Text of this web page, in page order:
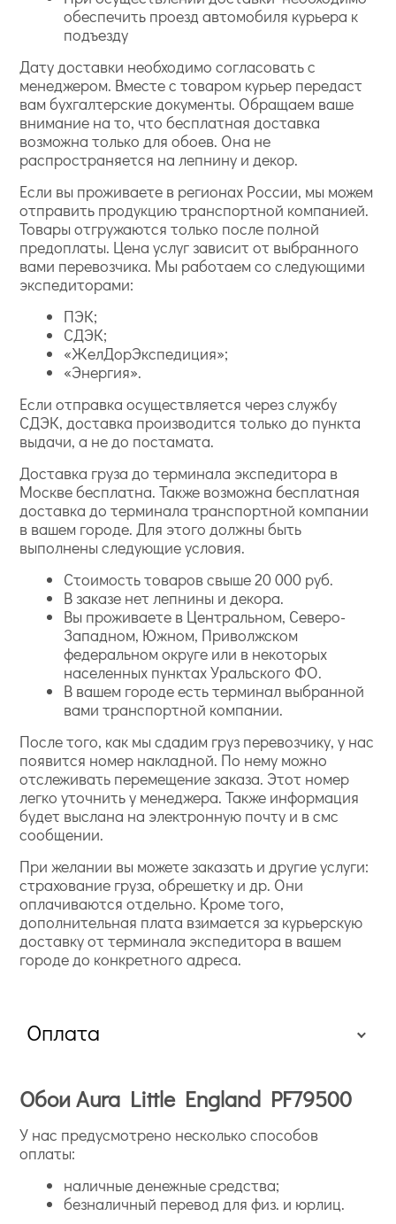
обеспечить проезд автомобиля курьера к
подъезду
Дату доставки необходимо согласовать с
менеджером. Вместе с товаром курьер передаст
вам бухгалтерские документы. Обращаем ваше
внимание на то, что бесплатная доставка
возможна только для обоев. Она не
распространяется на лепнину и декор.
Если вы проживаете в регионах России, мы можем
отправить продукцию транспортной компанией.
Товары отгружаются только после полной
предоплаты. Цена услуг зависит от выбранного
вами перевозчика. Мы работаем со следующими
экспедиторами:
ПЭК;
СДЭК;
«ЖелДорЭкспедиция»;
«Энергия».
Если отправка осуществляется через службу
СДЭК, доставка производится только до пункта
выдачи, а не до постамата.
Доставка груза до терминала экспедитора в
Москве бесплатна. Также возможна бесплатная
доставка до терминала транспортной компании
в вашем городе. Для этого должны быть
выполнены следующие условия.
Стоимость товаров свыше 20 000 руб.
В заказе нет лепнины и декора.
Вы проживаете в Центральном, Северо-
Западном, Южном, Приволжском
федеральном округе или в некоторых
населенных пунктах Уральского ФО.
В вашем городе есть терминал выбранной
вами транспортной компании.
После того, как мы сдадим груз перевозчику, у нас
появится номер накладной. По нему можно
отслеживать перемещение заказа. Этот номер
легко уточнить у менеджера. Также информация
будет выслана на электронную почту и в смс
сообщении.
При желании вы можете заказать и другие услуги:
страхование груза, обрешетку и др. Они
оплачиваются отдельно. Кроме того,
дополнительная плата взимается за курьерскую
доставку от терминала экспедитора в вашем
городе до конкретного адреса.
Оплата
Обои Aura Little England PF79500
У нас предусмотрено несколько способов
оплаты:
наличные денежные средства;
безналичный перевод для физ. и юрлиц.